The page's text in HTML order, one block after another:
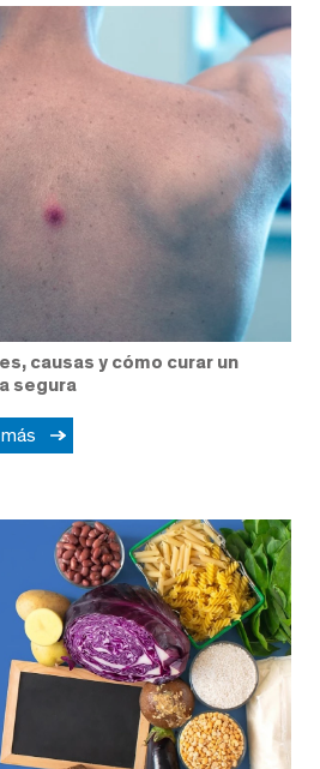
causas y cómo curar un
segura